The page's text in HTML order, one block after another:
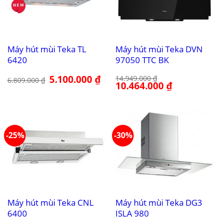
Máy hút mùi Teka TL
6420
6.809.000₫ Giá
gốc
5.100.000₫Giá
hiện
Máy hút mùi Teka DVN
97050 TTC BK
14.949.000₫
Giá
gốc
10.464.000₫Giá
hiện
-25%
Máy hút mùi Teka CNL
6400
-30%
Máy hút mùi Teka DG3
ISLA 980